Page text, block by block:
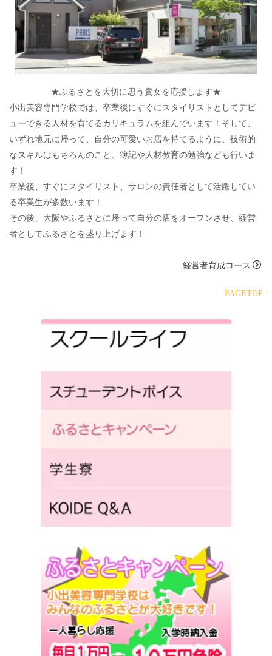
★ふるさとを大切に思う貴女を応援します★
小出美容専門学校では、卒業後にすぐにスタイリストとしてデビ
ューできる人材を育てるカリキュラムを組んでいます！そして、
いずれ地元に帰って、自分の可愛いお店を持てるように、技術的
なスキルはもちろんのこと、簿記や人材教育の勉強なども行いま
す！
卒業後、すぐにスタイリスト、サロンの責任者として活躍してい
る卒業生が多数います！
その後、大阪やふるさとに帰って自分の店をオープンさせ、経営
者としてふるさとを盛り上げます！
経営者育成コース
PAGETOP ↑